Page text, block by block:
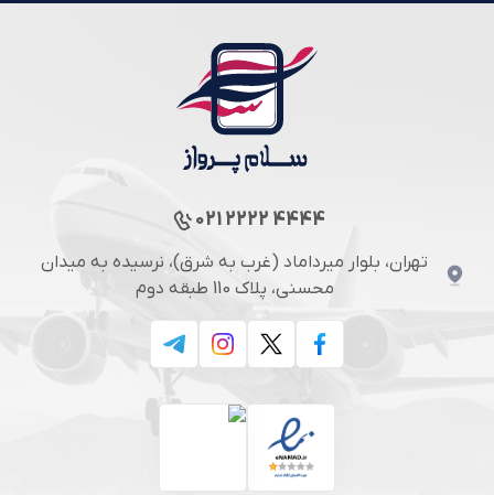
021 2222 4444
تهران، بلوار میرداماد (غرب به شرق)، نرسیده به میدان
محسنی، پلاک 110 طبقه دوم